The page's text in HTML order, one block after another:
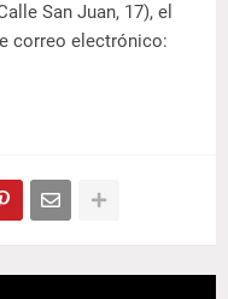
San Juan, 17), el
correo electrónico: